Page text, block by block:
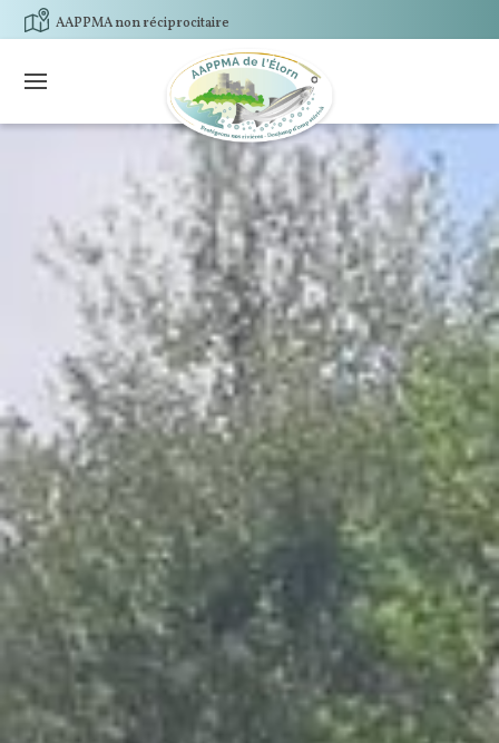
AAPPMA non réciprocitaire